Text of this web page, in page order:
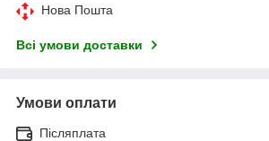
Нова Пошта
Всі умови доставки
Умови оплати
Післяплата